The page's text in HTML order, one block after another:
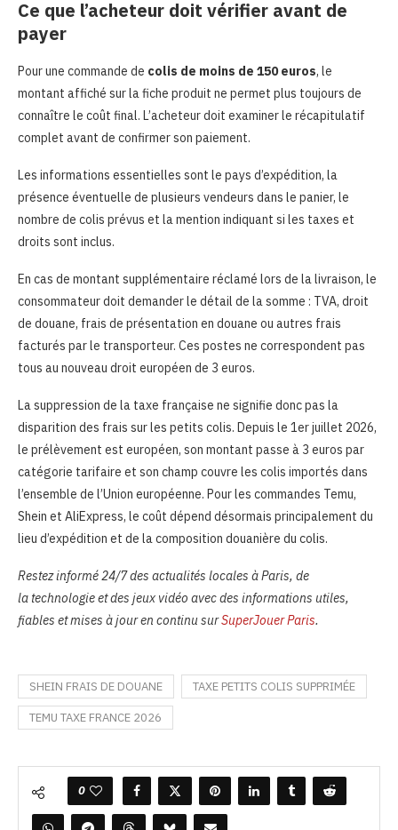
Ce que l’acheteur doit vérifier avant de
payer
Pour une commande de colis de moins de 150 euros, le
montant affiché sur la fiche produit ne permet plus toujours de
connaître le coût final. L’acheteur doit examiner le récapitulatif
complet avant de confirmer son paiement.
Les informations essentielles sont le pays d’expédition, la
présence éventuelle de plusieurs vendeurs dans le panier, le
nombre de colis prévus et la mention indiquant si les taxes et
droits sont inclus.
En cas de montant supplémentaire réclamé lors de la livraison, le
consommateur doit demander le détail de la somme : TVA, droit
de douane, frais de présentation en douane ou autres frais
facturés par le transporteur. Ces postes ne correspondent pas
tous au nouveau droit européen de 3 euros.
La suppression de la taxe française ne signifie donc pas la
disparition des frais sur les petits colis. Depuis le 1er juillet 2026,
le prélèvement est européen, son montant passe à 3 euros par
catégorie tarifaire et son champ couvre les colis importés dans
l’ensemble de l’Union européenne. Pour les commandes Temu,
Shein et AliExpress, le coût dépend désormais principalement du
lieu d’expédition et de la composition douanière du colis.
Restez informé 24/7 des actualités locales à Paris, de
la technologie et des jeux vidéo avec des informations utiles,
fiables et mises à jour en continu surSuperJouer Paris.
SHEIN FRAIS DE DOUANE TAXE PETITS COLIS SUPPRIMÉE
TEMU TAXE FRANCE 2026
0